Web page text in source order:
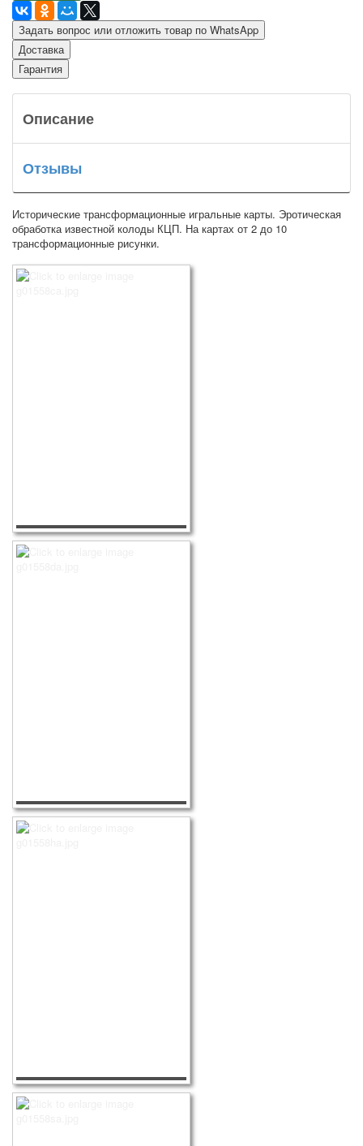
Задать вопрос или отложить товар по WhatsApp
Доставка
Гарантия
Описание
Отзывы
Исторические трансформационные игральные карты. Эротическая
обработка известной колоды КЦП. На картах от 2 до 10
трансформационные рисунки.